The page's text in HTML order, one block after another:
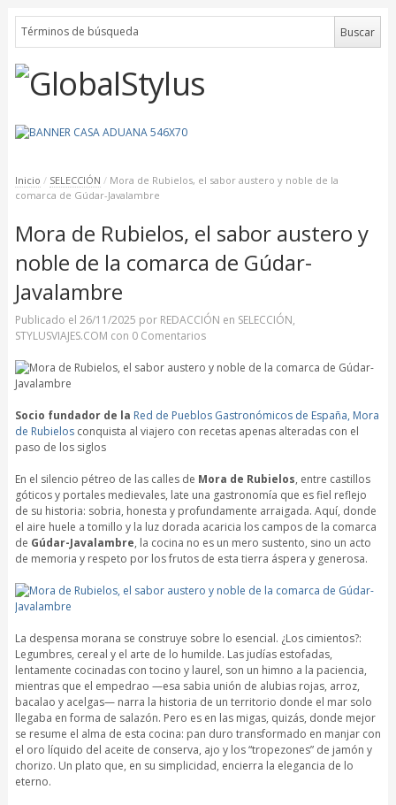
Inicio / SELECCIÓN / Mora de Rubielos, el sabor austero y noble de la
comarca de Gúdar-Javalambre
Mora de Rubielos, el sabor austero y
noble de la comarca de Gúdar-
Javalambre
Publicado el 26/11/2025 por REDACCIÓN en SELECCIÓN,
STYLUSVIAJES.COM con 0 Comentarios
Socio fundador de la Red de Pueblos Gastronómicos de España, Mora
de Rubielosconquista al viajero con recetas apenas alteradas con el
paso de los siglos
En el silencio pétreo de las calles de Mora de Rubielos, entre castillos
góticos y portales medievales, late una gastronomía que es fiel reflejo
de su historia: sobria, honesta y profundamente arraigada. Aquí, donde
el aire huele a tomillo y la luz dorada acaricia los campos de la comarca
de Gúdar-Javalambre, la cocina no es un mero sustento, sino un acto
de memoria y respeto por los frutos de esta tierra áspera y generosa.
La despensa morana se construye sobre lo esencial. ¿Los cimientos?:
Legumbres, cereal y el arte de lo humilde. Las judías estofadas,
lentamente cocinadas con tocino y laurel, son un himno a la paciencia,
mientras que el empedrao —esa sabia unión de alubias rojas, arroz,
bacalao y acelgas— narra la historia de un territorio donde el mar solo
llegaba en forma de salazón. Pero es en las migas, quizás, donde mejor
se resume el alma de esta cocina: pan duro transformado en manjar con
el oro líquido del aceite de conserva, ajo y los “tropezones” de jamón y
chorizo. Un plato que, en su simplicidad, encierra la elegancia de lo
eterno.